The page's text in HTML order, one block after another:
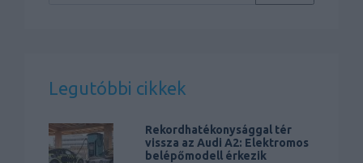
Legutóbbi cikkek
Rekordhatékonysággal tér
vissza az Audi A2: Elektromos
belépőmodell érkezik